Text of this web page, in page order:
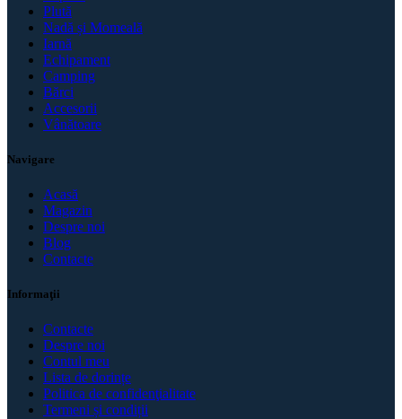
Plută
Nadă și Momeală
Iarnă
Echipament
Camping
Bărci
Accesorii
Vânătoare
Navigare
Acasă
Magazin
Despre noi
Blog
Contacte
Informaţii
Contacte
Despre noi
Contul meu
Lista de dorințe
Politica de confidenţialitate
Termeni și condiții